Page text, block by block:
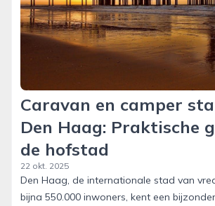
Caravan en camper
Den Haag: Praktische
de hofstad
22 okt. 2025
Den Haag, de internationale stad van
bijna 550.000 inwoners, kent een